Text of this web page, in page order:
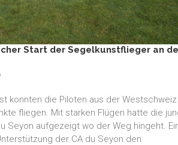
Start der Segelkunstflieger an
konnten die Piloten aus der
fliegen. Mit starken Flügen hatte die
Seyon aufgezeigt wo der Weg hingeht.
der CA du Seyon den